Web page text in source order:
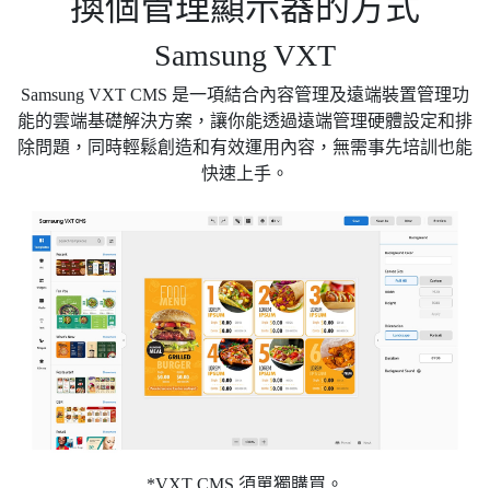
Samsung VXT
Samsung VXT CMS 是一項結合內容管理及遠端裝置管理功
能的雲端基礎解決方案，讓你能透過遠端管理硬體設定和排
除問題，同時輕鬆創造和有效運用內容，無需事先培訓也能
快速上手。